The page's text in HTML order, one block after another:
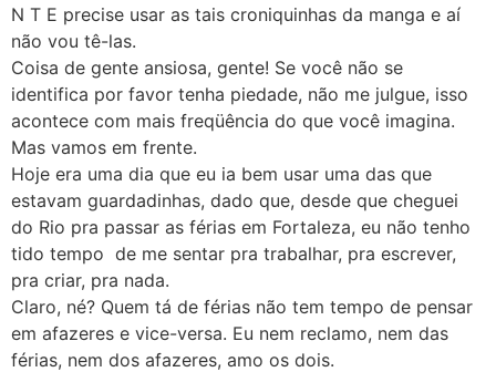
N T E precise usar as tais croniquinhas da manga e aí
não vou tê-las.
Coisa de gente ansiosa, gente! Se você não se
identifica por favor tenha piedade, não me julgue, isso
acontece com mais freqüência do que você imagina.
Mas vamos em frente.
Hoje era uma dia que eu ia bem usar uma das que
estavam guardadinhas, dado que, desde que cheguei
do Rio pra passar as férias em Fortaleza, eu não tenho
tido tempo de me sentar pra trabalhar, pra escrever,
pra criar, pra nada.
Claro, né? Quem tá de férias não tem tempo de pensar
em afazeres e vice-versa. Eu nem reclamo, nem das
férias, nem dos afazeres, amo os dois.